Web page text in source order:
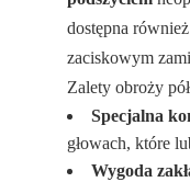
dostępna
zaciskowym
Zalety obroży
Specjalna
głowach, które
Wygoda